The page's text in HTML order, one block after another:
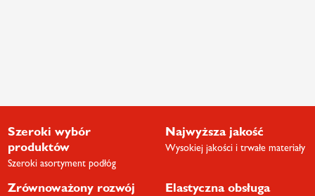
Szeroki wybór
produktów
Szeroki asortyment podłóg
Najwyższa jakość
Wysokiej jakości i trwałe materiały
Zrównoważony rozwój Elastyczna obsługa